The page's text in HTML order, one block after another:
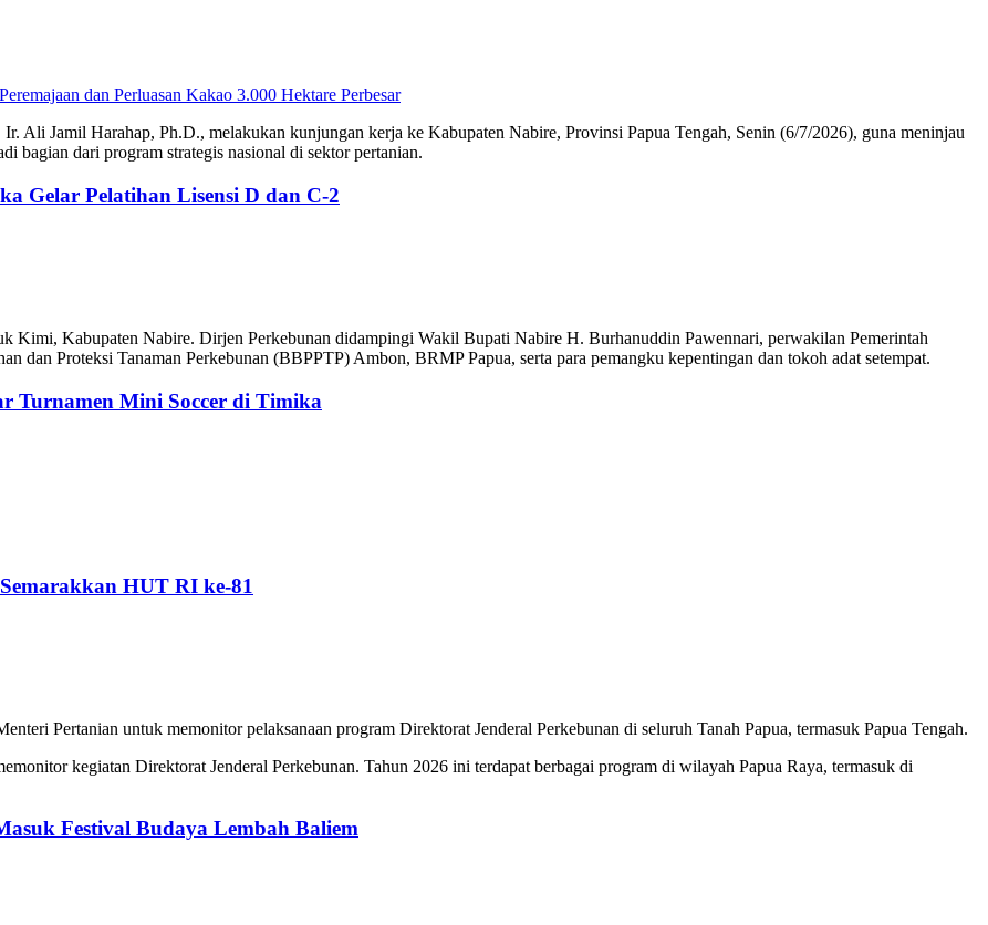
Perbesar
Ali Jamil Harahap, Ph.D., melakukan kunjungan kerja ke Kabupaten Nabire, Provinsi Papua Tengah, Senin (6/7/2026), guna meninjau
bagian dari program strategis nasional di sektor pertanian.
Gelar Pelatihan Lisensi D dan C-2
Kimi, Kabupaten Nabire. Dirjen Perkebunan didampingi Wakil Bupati Nabire H. Burhanuddin Pawennari, perwakilan Pemerintah
dan Proteksi Tanaman Perkebunan (BBPPTP) Ambon, BRMP Papua, serta para pemangku kepentingan dan tokoh adat setempat.
Turnamen Mini Soccer di Timika
HUT RI ke-81
Pertanian untuk memonitor pelaksanaan program Direktorat Jenderal Perkebunan di seluruh Tanah Papua, termasuk Papua Tengah.
kegiatan Direktorat Jenderal Perkebunan. Tahun 2026 ini terdapat berbagai program di wilayah Papua Raya, termasuk di
Festival Budaya Lembah Baliem